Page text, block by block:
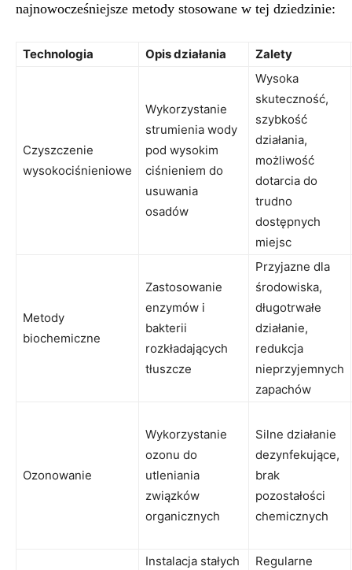
najnowocześniejsze metody stosowane w tej dziedzinie:
Technologia Opis działania Zalety
Czyszczenie
wysokociśnieniowe
Wykorzystanie
strumienia wody
pod wysokim
ciśnieniem do
usuwania
osadów
Wysoka
skuteczność,
szybkość
działania,
możliwość
dotarcia do
trudno
dostępnych
miejsc
Metody
biochemiczne
Zastosowanie
enzymów i
bakterii
rozkładających
tłuszcze
Przyjazne dla
środowiska,
długotrwałe
działanie,
redukcja
nieprzyjemnych
zapachów
Ozonowanie
Wykorzystanie
ozonu do
utleniania
związków
organicznych
Silne działanie
dezynfekujące,
brak
pozostałości
chemicznych
Instalacja stałych
Regularne